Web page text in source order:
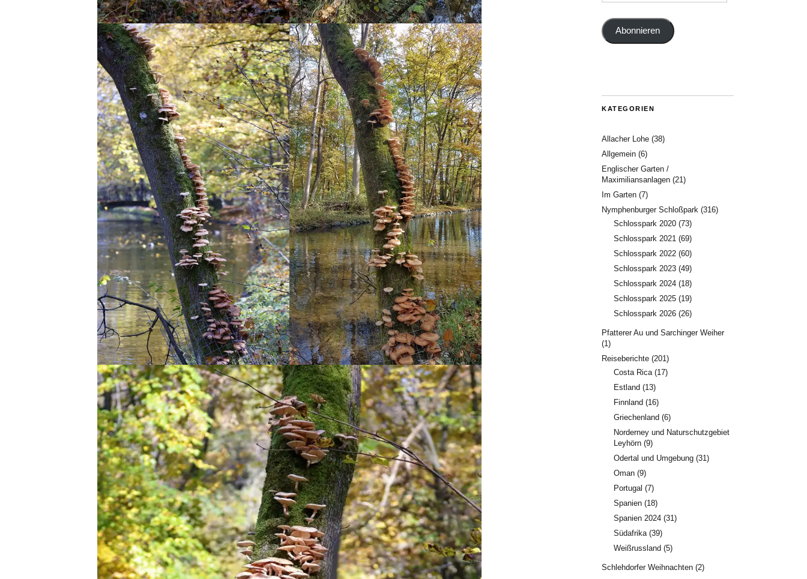
Abonnieren
KATEGORIEN
Allacher Lohe (38)
Allgemein (6)
Englischer Garten /
Maximiliansanlagen (21)
Im Garten (7)
Nymphenburger Schloßpark (316)
Schlosspark 2020 (73)
Schlosspark 2021 (69)
Schlosspark 2022 (60)
Schlosspark 2023 (49)
Schlosspark 2024 (18)
Schlosspark 2025 (19)
Schlosspark 2026 (26)
Pfatterer Au und Sarchinger Weiher
(1)
Reiseberichte (201)
Costa Rica(17)
Estland (13)
Finnland (16)
Griechenland (6)
Norderney und Naturschutzgebiet
Leyhörn (9)
Odertal und Umgebung (31)
Oman (9)
Portugal (7)
Spanien (18)
Spanien 2024 (31)
Südafrika(39)
Weißrussland (5)
Schlehdorfer Weihnachten (2)